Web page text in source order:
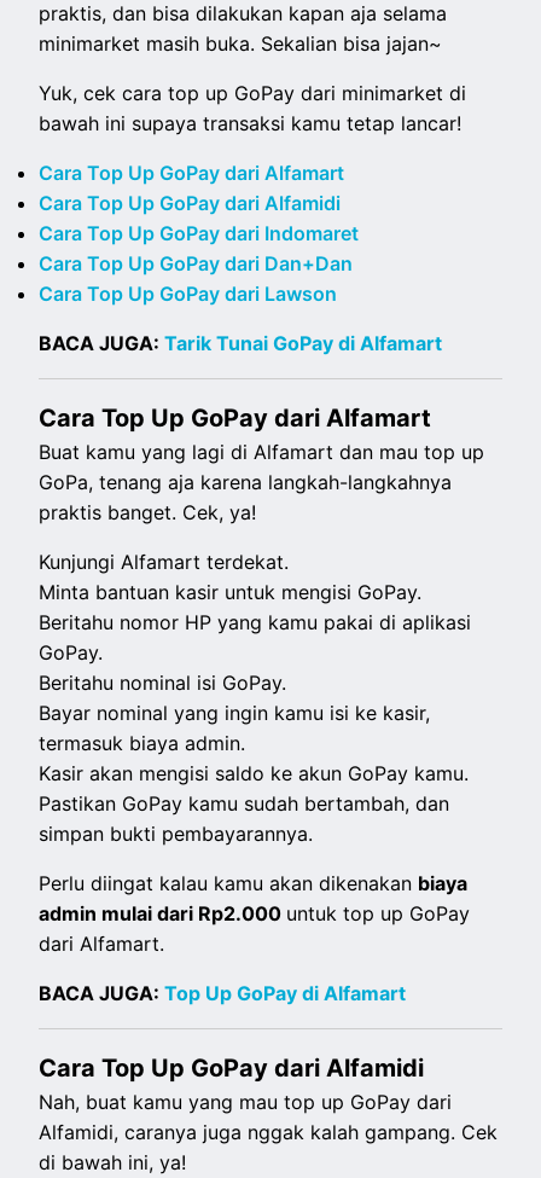
praktis, dan bisa dilakukan kapan aja selama
minimarket masih buka. Sekalian bisa jajan~
Yuk, cek cara top up GoPay dari minimarket di
bawah ini supaya transaksi kamu tetap lancar!
Cara Top Up GoPay dari Alfamart
Cara Top Up GoPay dari Alfamidi
Cara Top Up GoPay dari Indomaret
Cara Top Up GoPay dari Dan+Dan
Cara Top Up GoPay dari Lawson
BACA JUGA:Tarik Tunai GoPay di Alfamart
Cara Top Up GoPay dari Alfamart
Buat kamu yang lagi di Alfamart dan mau top up
GoPa, tenang aja karena langkah-langkahnya
praktis banget. Cek, ya!
Kunjungi Alfamart terdekat.
Minta bantuan kasir untuk mengisi GoPay.
Beritahu nomor HP yang kamu pakai di aplikasi
GoPay.
Beritahu nominal isi GoPay.
Bayar nominal yang ingin kamu isi ke kasir,
termasuk biaya admin.
Kasir akan mengisi saldo ke akun GoPay kamu.
Pastikan GoPay kamu sudah bertambah, dan
simpan bukti pembayarannya.
Perlu diingat kalau kamu akan dikenakan biaya
admin mulai dari Rp2.000 untuk top up GoPay
dari Alfamart.
BACA JUGA:Top Up GoPay di Alfamart
Cara Top Up GoPay dari Alfamidi
Nah, buat kamu yang mau top up GoPay dari
Alfamidi, caranya juga nggak kalah gampang. Cek
di bawah ini, ya!